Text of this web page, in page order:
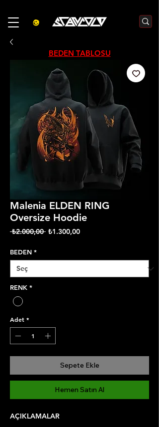
Malenia ELDEN RING
Oversize Hoodie
₺2.000,00 Normal
₺1.300,00İndirimli
BEDEN *
RENK *
Adet *
Sepete Ekle
Hemen Satın Al
AÇIKLAMALAR
BEDEN TABLOSU